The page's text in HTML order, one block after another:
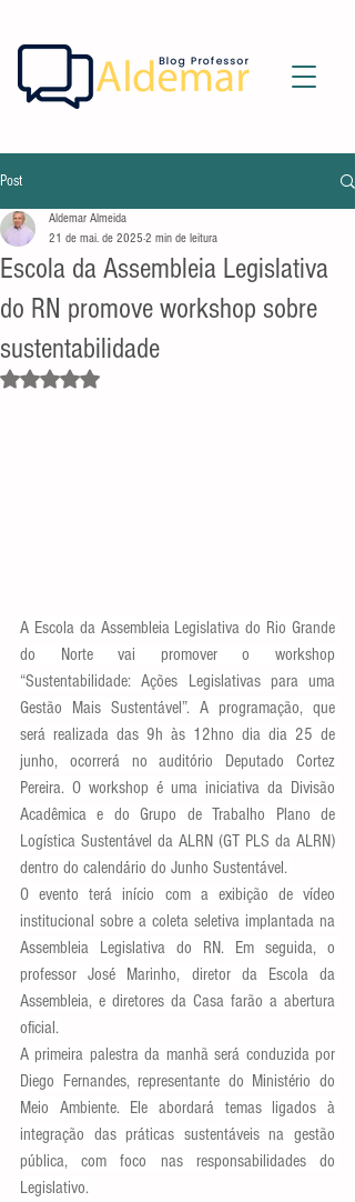
Post
Escola da Assembleia Legislativa
do RN promove workshop sobre
sustentabilidade
Aldemar Almeida
21 de mai. de 2025 2 min de leitura
Avaliado com NaN de 5 estrelas.
A Escola da Assembleia Legislativa do Rio Grande
do Norte vai promover o workshop
“Sustentabilidade: Ações Legislativas para uma
Gestão Mais Sustentável”. A programação, que
será realizada das 9h às 12hno dia dia 25 de
junho, ocorrerá no auditório Deputado Cortez
Pereira. O workshop é uma iniciativa da Divisão
Acadêmica e do Grupo de Trabalho Plano de
Logística Sustentável da ALRN (GT PLS da ALRN)
dentro do calendário do Junho Sustentável.
O evento terá início com a exibição de vídeo
institucional sobre a coleta seletiva implantada na
Assembleia Legislativa do RN. Em seguida, o
professor José Marinho, diretor da Escola da
Assembleia, e diretores da Casa farão a abertura
oficial.
A primeira palestra da manhã será conduzida por
Diego Fernandes, representante do Ministério do
Meio Ambiente. Ele abordará temas ligados à
integração das práticas sustentáveis na gestão
pública, com foco nas responsabilidades do
Legislativo.